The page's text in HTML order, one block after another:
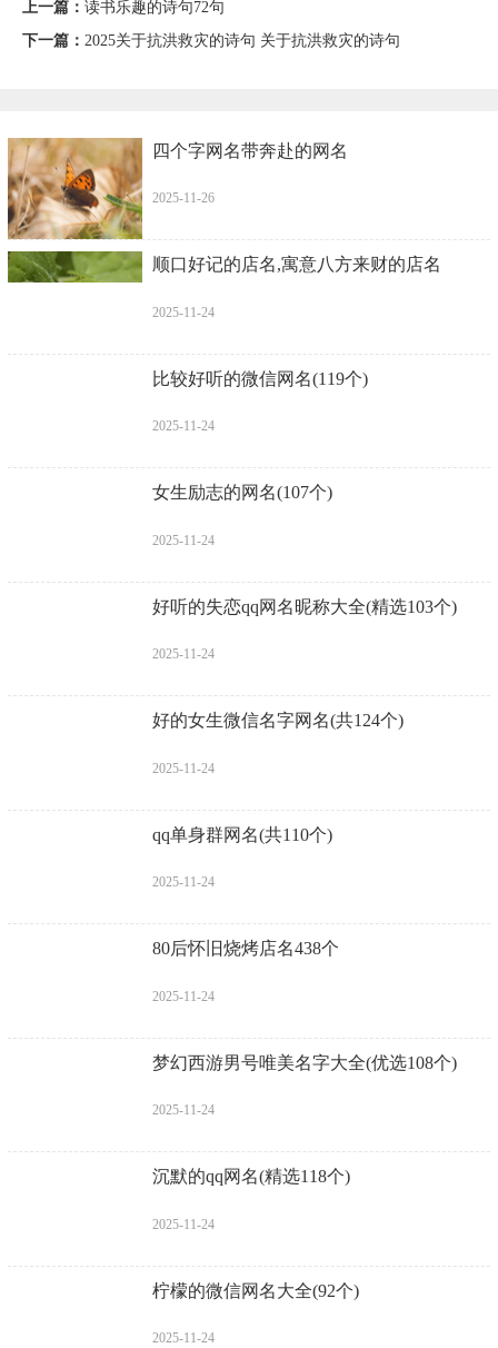
上一篇： 读书乐趣的诗句72句
下一篇： 2025关于抗洪救灾的诗句 关于抗洪救灾的诗句
四个字网名带奔赴的网名
2025-11-26
顺口好记的店名,寓意八方来财的店名
2025-11-24
比较好听的微信网名(119个)
2025-11-24
女生励志的网名(107个)
2025-11-24
好听的失恋qq网名昵称大全(精选103个)
2025-11-24
好的女生微信名字网名(共124个)
2025-11-24
qq单身群网名(共110个)
2025-11-24
80后怀旧烧烤店名438个
2025-11-24
梦幻西游男号唯美名字大全(优选108个)
2025-11-24
沉默的qq网名(精选118个)
2025-11-24
柠檬的微信网名大全(92个)
2025-11-24